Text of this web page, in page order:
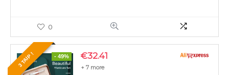
0
3 TAIP ! - 49% €32.41
+ 7 more